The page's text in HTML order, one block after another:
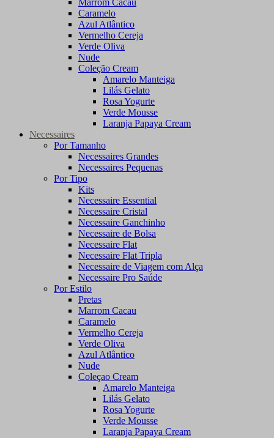
Marrom Cacau
Caramelo
Azul Atlântico
Vermelho Cereja
Verde Oliva
Nude
Coleção Cream
Amarelo Manteiga
Lilás Gelato
Rosa Yogurte
Verde Mousse
Laranja Papaya Cream
Necessaires
Por Tamanho
Necessaires Grandes
Necessaires Pequenas
Por Tipo
Kits
Necessaire Essential
Necessaire Cristal
Necessaire Ganchinho
Necessaire de Bolsa
Necessaire Flat
Necessaire Flat Tripla
Necessaire de Viagem com Alça
Necessaire Pro Saúde
Por Estilo
Pretas
Marrom Cacau
Caramelo
Vermelho Cereja
Verde Oliva
Azul Atlântico
Nude
Coleçao Cream
Amarelo Manteiga
Lilás Gelato
Rosa Yogurte
Verde Mousse
Laranja Papaya Cream